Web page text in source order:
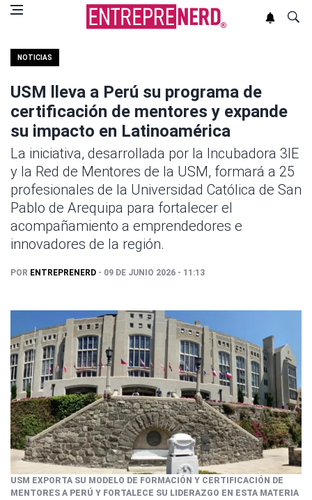
NOTICIAS
USM lleva a Perú su programa de
certificación de mentores y expande
su impacto en Latinoamérica
La iniciativa, desarrollada por la Incubadora 3IE
y la Red de Mentores de la USM, formará a 25
profesionales de la Universidad Católica de San
Pablo de Arequipa para fortalecer el
acompañamiento a emprendedores e
innovadores de la región.
POR ENTREPRENERD - 09 DE JUNIO 2026 - 11:13
USM EXPORTA SU MODELO DE FORMACIÓN Y CERTIFICACIÓN DE
MENTORES A PERÚ Y FORTALECE SU LIDERAZGO EN ESTA MATERIA